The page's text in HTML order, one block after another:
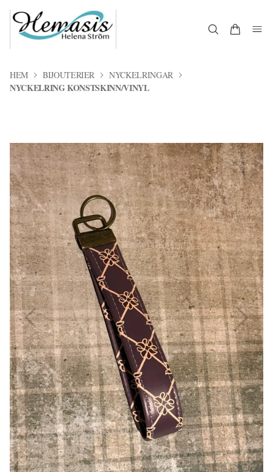
HEM BIJOUTERIER NYCKELRINGAR
NYCKELRING KONSTSKINN/VINYL